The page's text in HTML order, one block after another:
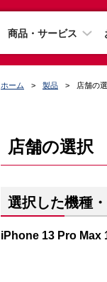
商品・サービス
ホーム 製品 店舗の
店舗の選択
選択した機種
iPhone 13 Pro Max